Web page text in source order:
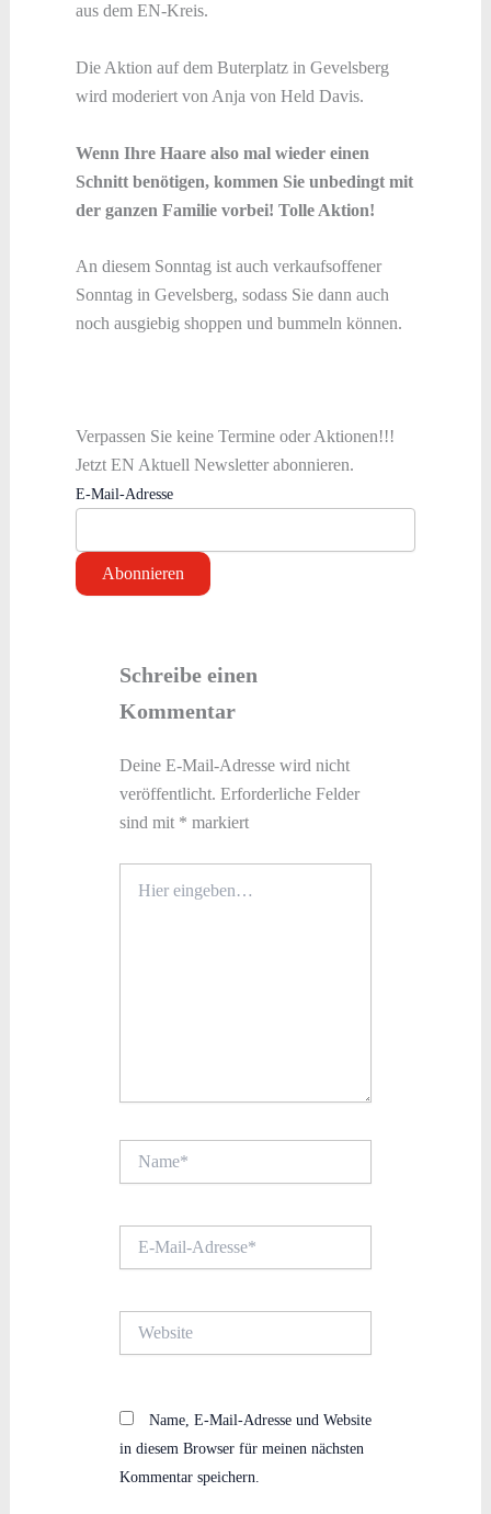
aus dem EN-Kreis.
Die Aktion auf dem Buterplatz in Gevelsberg
wird moderiert von Anja von Held Davis.
Wenn Ihre Haare also mal wieder einen
Schnitt benötigen, kommen Sie unbedingt mit
der ganzen Familie vorbei! Tolle Aktion!
An diesem Sonntag ist auch verkaufsoffener
Sonntag in Gevelsberg, sodass Sie dann auch
noch ausgiebig shoppen und bummeln können.
Verpassen Sie keine Termine oder Aktionen!!!
Jetzt EN Aktuell Newsletter abonnieren.
E-Mail-Adresse
Schreibe einen
Kommentar
Deine E-Mail-Adresse wird nicht
veröffentlicht. Erforderliche Felder
sind mit * markiert
eingeben…
Mail-
Name, E-Mail-Adresse und Website
in diesem Browser für meinen nächsten
Kommentar speichern.